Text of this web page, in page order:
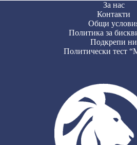
За нас
Контакти
Общи
Политика за
Подкрепи ни
Политически тест